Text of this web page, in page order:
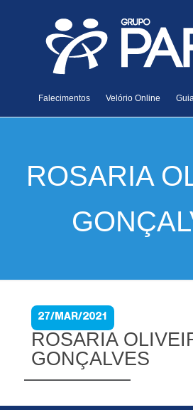
Falecimentos Velório Online
ROSARIA
27/MAR/2021
ROSARIA
GONÇALVES